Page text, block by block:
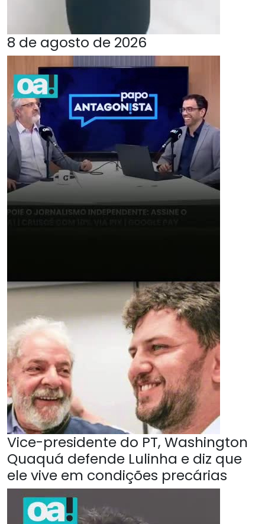
8 de agosto de 2026
Vice-presidente do PT, Washington
Quaquá defende Lulinha e diz que
ele vive em condições precárias